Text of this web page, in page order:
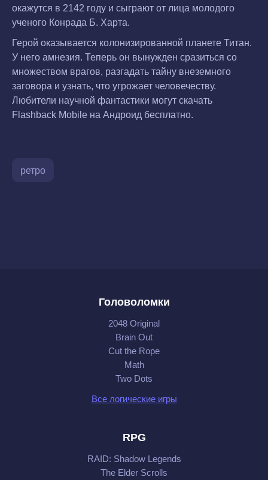
окажутся в 2142 году и сыграют от лица молодого
ученого Конрада Б. Харта.
Герой оказывается колонизированной планете Титан.
У него амнезия. Теперь он вынужден сразиться со
множеством врагов, разгадать тайну внеземного
заговора и узнать, что угрожает человечеству.
Любители научной фантастики могут скачать
Flashback Mobile на Андроид бесплатно.
ретро
Головоломки
2048 Original
Brain Out
Cut the Rope
Math
Two Dots
Все логические игры
RPG
RAID: Shadow Legends
The Elder Scrolls